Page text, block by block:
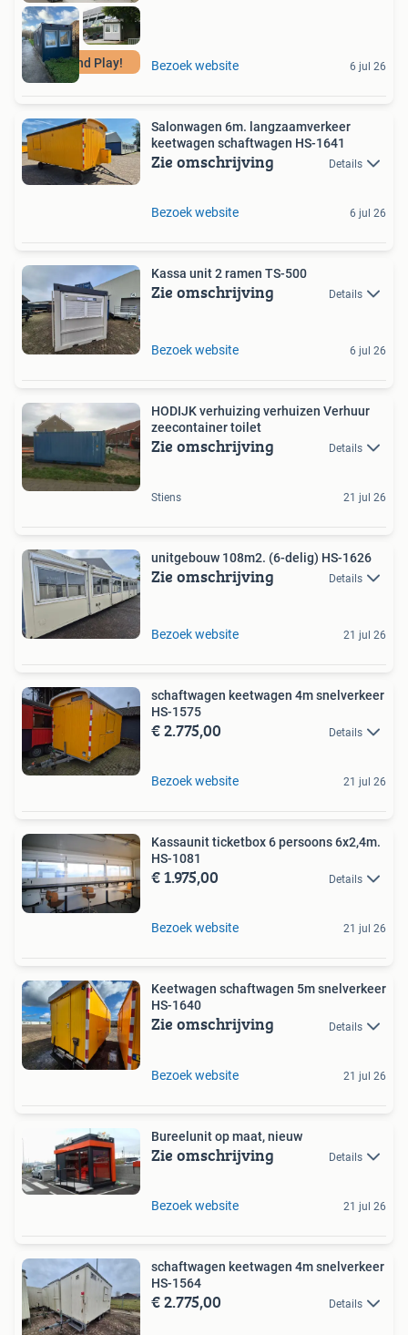
Plug and Play! Bezoek website 6 jul 26
Salonwagen 6m. langzaamverkeer
keetwagen schaftwagen HS-1641
Zie omschrijving Details
Bezoek website 6 jul 26
Kassa unit 2 ramen TS-500
Zie omschrijving Details
Bezoek website 6 jul 26
HODIJK verhuizing verhuizen Verhuur
zeecontainer toilet
Zie omschrijving Details
Stiens 21 jul 26
unitgebouw 108m2. (6-delig) HS-1626
Zie omschrijving Details
Bezoek website 21 jul 26
schaftwagen keetwagen 4m snelverkeer
HS-1575
€ 2.775,00 Details
Bezoek website 21 jul 26
Kassaunit ticketbox 6 persoons 6x2,4m.
HS-1081
€ 1.975,00 Details
Bezoek website 21 jul 26
Keetwagen schaftwagen 5m snelverkeer
HS-1640
Zie omschrijving Details
Bezoek website 21 jul 26
Bureelunit op maat, nieuw
Zie omschrijving Details
Bezoek website 21 jul 26
schaftwagen keetwagen 4m snelverkeer
HS-1564
€ 2.775,00 Details